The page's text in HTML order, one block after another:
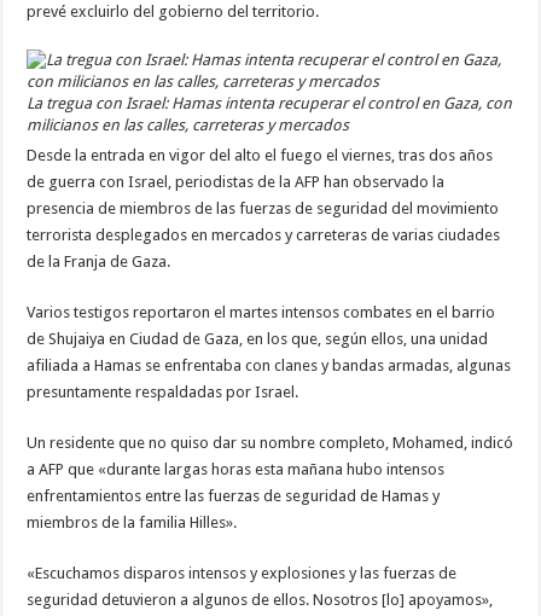
prevé excluirlo del gobierno del territorio.
La tregua con Israel: Hamas intenta recuperar el control en Gaza, con
milicianos en las calles, carreteras y mercados
Desde la entrada en vigor del alto el fuego el viernes, tras dos años
de guerra con Israel, periodistas de la AFP han observado la
presencia de miembros de las fuerzas de seguridad del movimiento
terrorista desplegados en mercados y carreteras de varias ciudades
de la Franja de Gaza.
Varios testigos reportaron el martes intensos combates en el barrio
de Shujaiya en Ciudad de Gaza, en los que, según ellos, una unidad
afiliada a Hamas se enfrentaba con clanes y bandas armadas, algunas
presuntamente respaldadas por Israel.
Un residente que no quiso dar su nombre completo, Mohamed, indicó
a AFP que «durante largas horas esta mañana hubo intensos
enfrentamientos entre las fuerzas de seguridad de Hamas y
miembros de la familia Hilles».
«Escuchamos disparos intensos y explosiones y las fuerzas de
seguridad detuvieron a algunos de ellos. Nosotros [lo] apoyamos»,